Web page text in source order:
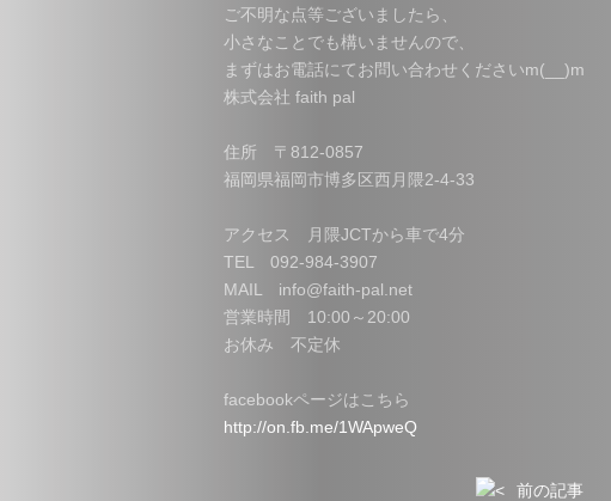
ご不明な点等ございましたら、
小さなことでも構いませんので、
まずはお電話にてお問い合わせくださいm(__)m
株式会社 faith pal
住所 〒812-0857
福岡県福岡市博多区西月隈2-4-33
アクセス 月隈JCTから車で4分
TEL 092-984-3907
MAIL info@faith-pal.net
営業時間 10:00～20:00
お休み 不定休
facebookページはこちら
http://on.fb.me/1WApweQ
前の記事